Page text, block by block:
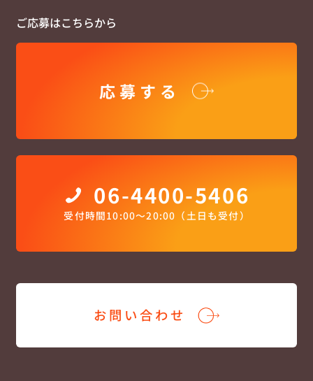
ご応募はこちらから
応募する
06-4400-5406
受付時間10:00〜20:00（土日も受付）
お問い合わせ